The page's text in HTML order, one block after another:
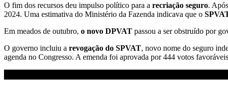
O fim dos recursos deu impulso político para a recriação seguro.
2024. Uma estimativa do Ministério da Fazenda indicava que o
Em meados de outubro, o novo DPVAT passou a ser obstruído por
O governo incluiu a revogação do SPVAT, novo nome do seguro
agenda no Congresso. A emenda foi aprovada por 444 votos